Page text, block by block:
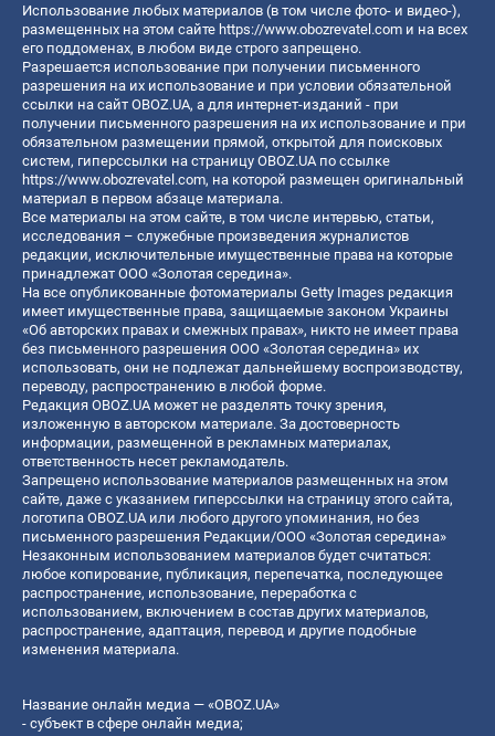
Использование любых материалов (в том числе фото- и видео-),
размещенных на этом сайте https://www.obozrevatel.com и на всех
его поддоменах, в любом виде строго запрещено.
Разрешается использование при получении письменного
разрешения на их использование и при условии обязательной
ссылки на сайт OBOZ.UA, а для интернет-изданий - при
получении письменного разрешения на их использование и при
обязательном размещении прямой, открытой для поисковых
систем, гиперссылки на страницу OBOZ.UA по ссылке
https://www.obozrevatel.com, на которой размещен оригинальный
материал в первом абзаце материала.
Все материалы на этом сайте, в том числе интервью, статьи,
исследования – служебные произведения журналистов
редакции, исключительные имущественные права на которые
принадлежат ООО «Золотая середина».
На все опубликованные фотоматериалы Getty Images редакция
имеет имущественные права, защищаемые законом Украины
«Об авторских правах и смежных правах», никто не имеет права
без письменного разрешения ООО «Золотая середина» их
использовать, они не подлежат дальнейшему воспроизводству,
переводу, распространению в любой форме.
Редакция OBOZ.UA может не разделять точку зрения,
изложенную в авторском материале. За достоверность
информации, размещенной в рекламных материалах,
ответственность несет рекламодатель.
Запрещено использование материалов размещенных на этом
сайте, даже с указанием гиперссылки на страницу этого сайта,
логотипа OBOZ.UA или любого другого упоминания, но без
письменного разрешения Редакции/ООО «Золотая середина»
Незаконным использованием материалов будет считаться:
любое копирование, публикация, перепечатка, последующее
распространение, использование, переработка с
использованием, включением в состав других материалов,
распространение, адаптация, перевод и другие подобные
изменения материала.
Название онлайн медиа — «OBOZ.UA»
- субъект в сфере онлайн медиа;